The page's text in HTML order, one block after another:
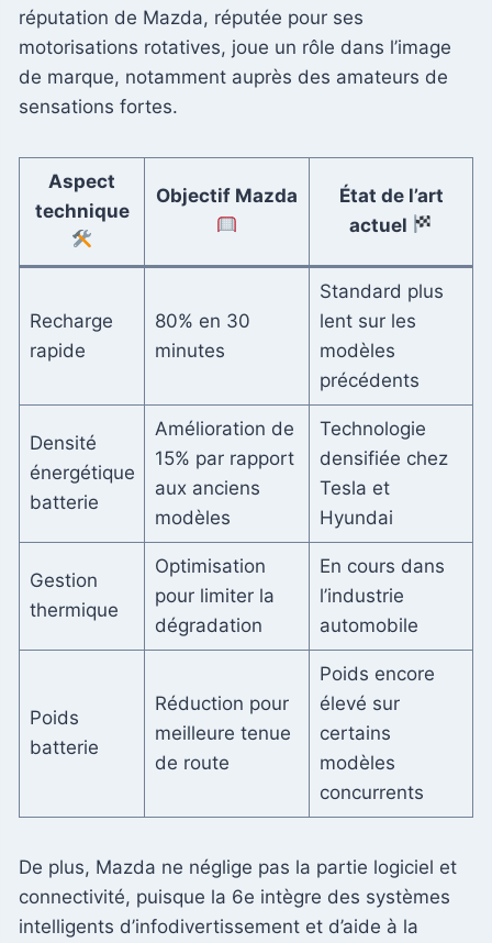
réputation de Mazda, réputée pour ses
motorisations rotatives, joue un rôle dans l’image
de marque, notamment auprès des amateurs de
sensations fortes.
Aspect
technique
Objectif Mazda
État de l’art
actuel
Recharge
rapide
80% en 30
minutes
Standard plus
lent sur les
modèles
précédents
Densité
énergétique
batterie
Amélioration de
15% par rapport
aux anciens
modèles
Technologie
densifiée chez
Tesla et
Hyundai
Gestion
thermique
Optimisation
pour limiter la
dégradation
En cours dans
l’industrie
automobile
Poids
batterie
Réduction pour
meilleure tenue
de route
Poids encore
élevé sur
certains
modèles
concurrents
De plus, Mazda ne néglige pas la partie logiciel et
connectivité, puisque la 6e intègre des systèmes
intelligents d’infodivertissement et d’aide à la